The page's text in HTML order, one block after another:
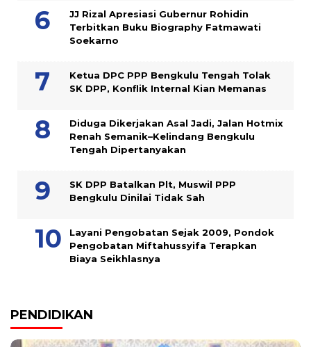
JJ Rizal Apresiasi Gubernur Rohidin
Terbitkan Buku Biography Fatmawati
Soekarno
Ketua DPC PPP Bengkulu Tengah Tolak
SK DPP, Konflik Internal Kian Memanas
Diduga Dikerjakan Asal Jadi, Jalan Hotmix
Renah Semanik–Kelindang Bengkulu
Tengah Dipertanyakan
SK DPP Batalkan Plt, Muswil PPP
Bengkulu Dinilai Tidak Sah
Layani Pengobatan Sejak 2009, Pondok
Pengobatan Miftahussyifa Terapkan
Biaya Seikhlasnya
PENDIDIKAN